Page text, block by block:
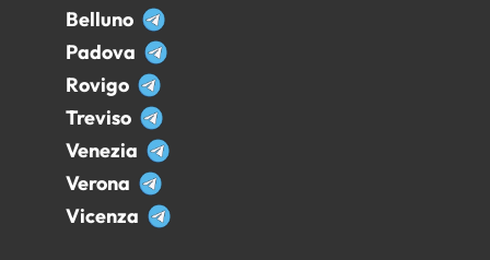
Belluno
Padova
Rovigo
Treviso
Venezia
Verona
Vicenza